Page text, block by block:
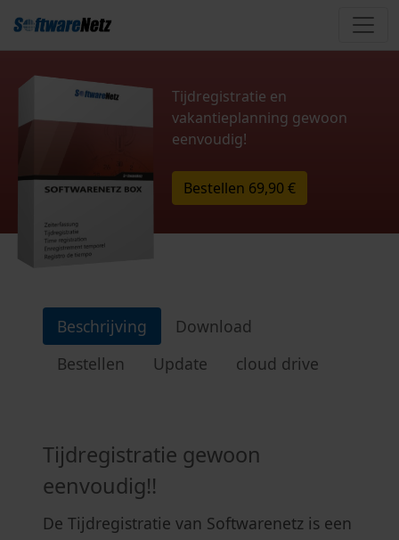
Tijdregistratie en
vakantieplanning gewoon
eenvoudig!
Bestellen 69,90 €
Beschrijving
Download
Bestellen
Update cloud drive
Tijdregistratie gewoon
eenvoudig!!
De Tijdregistratie van Softwarenetz is een